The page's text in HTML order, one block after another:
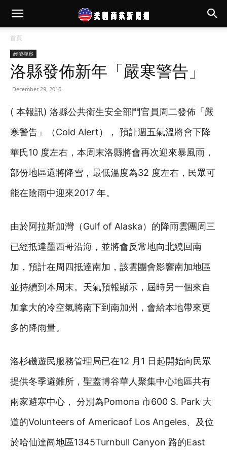
首頁
經濟觀察
洛縣發佈新年「嚴寒警告」
December 29, 2016
( 本報訊) 洛縣公共衛生安全部門官員周二發佈「嚴
寒警告」（Cold Alert）， 預計週五氣溫將會下降
華氏10 度左右，本周末洛縣將會再次迎來暴風雨，
部份地區還將降雪，最低溫度為32 度左右，民眾可
能在陰雨中迎來2017 年。
由於阿拉斯加灣（Gulf of Alaska）的降雨雲團周三
已經抵達墨西哥沿海，並將會反常地向北繞回南
加，預計在周四抵達南加，該雲團會影響南加地區
並持續到本周末。天氣預報顯示，屆時另一個來自
加拿大的冷空氣將南下到南加州，會給本地帶來更
多的降雨量。
洛杉磯遊民服務管理局已在12 月1 日起開始向民眾
提供冬季避難所，聖蓋博谷華人聚集中心地區共有
兩家避寒中心， 分別為Pomona 市600 S. Park 大
道的Volunteers of Americaof Los Angeles、及位
於哈仙達崗地區1345Turnbull Canyon 路的East